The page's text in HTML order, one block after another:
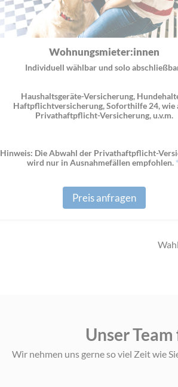
Wohnungsmieter:innen
Individuell wählbar und solo
Haushaltsgeräte-Versicherung,
Haftpflichtversicherung, Soforthilfe 24, wie
Privathaftpflicht-Versicherung, u.v.m.
Hinweis: Die Abwahl der Privathaftpflicht-
wird nur in Ausnahmefällen empfohlen.
Preis anfragen
Unser
Wir nehmen uns gerne so viel Zeit wie